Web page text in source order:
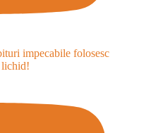
impecabile folosesc
lichid!